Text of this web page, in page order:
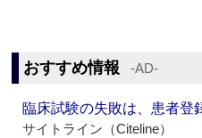
おすすめ情報 ‐AD‐
臨床試験の失敗は、患者登
サイトライン（Citeline）